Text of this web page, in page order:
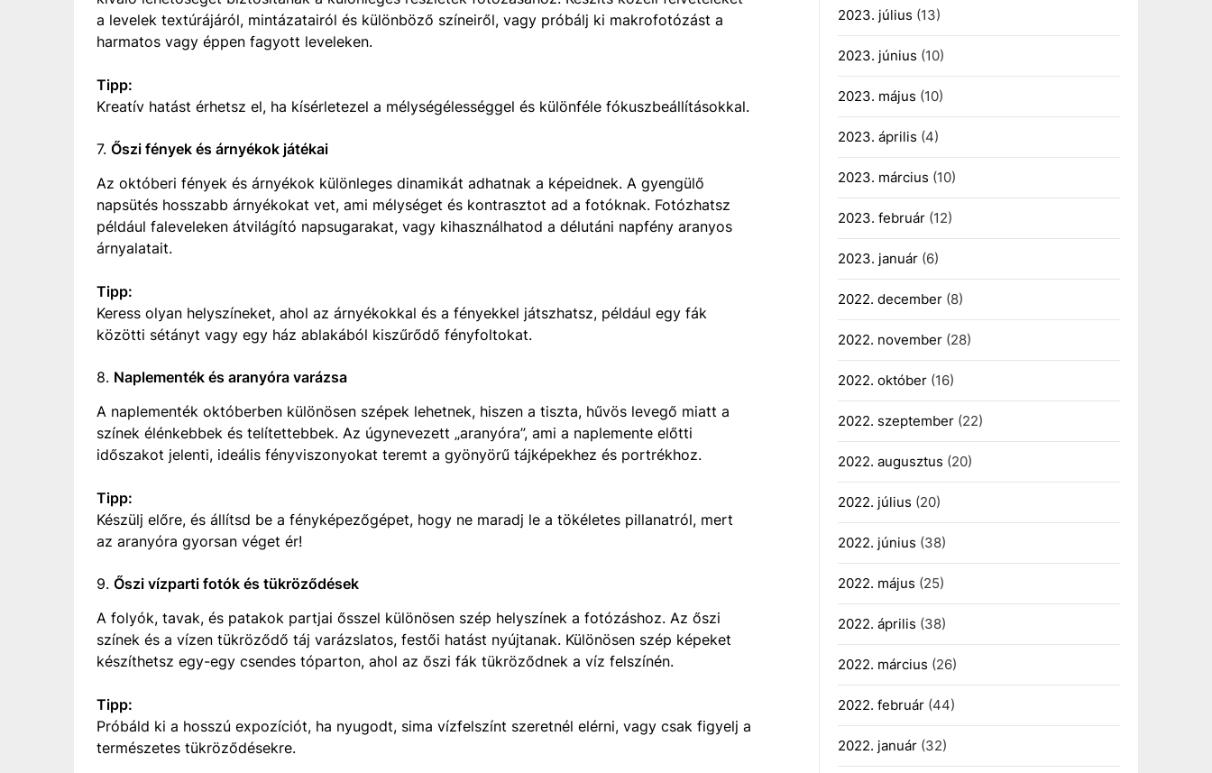
a levelek textúrájáról, mintázatairól és különböző színeiről, vagy próbálj ki makrofotózást a
harmatos vagy éppen fagyott leveleken.
Tipp:
Kreatív hatást érhetsz el, ha kísérletezel a mélységélességgel és különféle fókuszbeállításokkal.
7. Őszi fények és árnyékok játékai
Az októberi fények és árnyékok különleges dinamikát adhatnak a képeidnek. A gyengülő
napsütés hosszabb árnyékokat vet, ami mélységet és kontrasztot ad a fotóknak. Fotózhatsz
például faleveleken átvilágító napsugarakat, vagy kihasználhatod a délutáni napfény aranyos
árnyalatait.
Tipp:
Keress olyan helyszíneket, ahol az árnyékokkal és a fényekkel játszhatsz, például egy fák
közötti sétányt vagy egy ház ablakából kiszűrődő fényfoltokat.
8. Naplementék és aranyóra varázsa
A naplementék októberben különösen szépek lehetnek, hiszen a tiszta, hűvös levegő miatt a
színek élénkebbek és telítettebbek. Az úgynevezett „aranyóra”, ami a naplemente előtti
időszakot jelenti, ideális fényviszonyokat teremt a gyönyörű tájképekhez és portrékhoz.
Tipp:
Készülj előre, és állítsd be a fényképezőgépet, hogy ne maradj le a tökéletes pillanatról, mert
az aranyóra gyorsan véget ér!
9. Őszi vízparti fotók és tükröződések
A folyók, tavak, és patakok partjai ősszel különösen szép helyszínek a fotózáshoz. Az őszi
színek és a vízen tükröződő táj varázslatos, festői hatást nyújtanak. Különösen szép képeket
készíthetsz egy-egy csendes tóparton, ahol az őszi fák tükröződnek a víz felszínén.
Tipp:
Próbáld ki a hosszú expozíciót, ha nyugodt, sima vízfelszínt szeretnél elérni, vagy csak figyelj a
természetes tükröződésekre.
2023. július (13)
2023. június (10)
2023. május (10)
2023. április (4)
2023. március (10)
2023. február(12)
2023. január(6)
2022. december(8)
2022. november(28)
2022. október(16)
2022. szeptember(22)
2022. augusztus (20)
2022. július (20)
2022. június (38)
2022. május (25)
2022. április (38)
2022. március (26)
2022. február(44)
2022. január(32)